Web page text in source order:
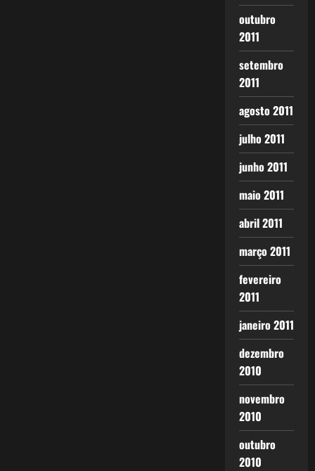
outubro
2011
setembro
2011
agosto 2011
julho 2011
junho 2011
maio 2011
abril 2011
março 2011
fevereiro
2011
janeiro 2011
dezembro
2010
novembro
2010
outubro
2010